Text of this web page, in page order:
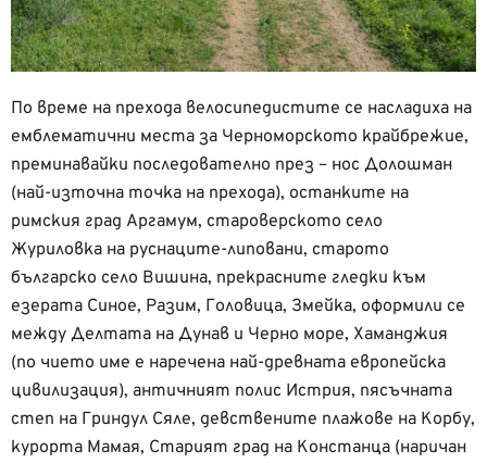
По време на прехода велосипедистите се насладиха на
емблематични места за Черноморското крайбрежие,
преминавайки последователно през – нос Долошман
(най-източна точка на прехода), останките на
римския град Аргамум, староверското село
Журиловка на руснаците-липовани, старото
българско село Вишина, прекрасните гледки към
езерата Синое, Разим, Головица, Змейка, оформили се
между Делтата на Дунав и Черно море, Хаманджия
(по чието име е наречена най-древната европейска
цивилизация), античният полис Истрия, пясъчната
степ на Гриндул Сяле, девствените плажове на Корбу,
курорта Мамая, Старият град на Констанца (наричан